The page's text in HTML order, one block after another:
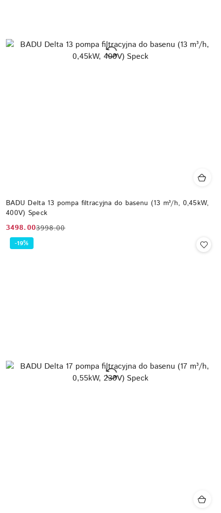
BADU Delta 13 pompa filtracyjna do basenu (13 m³/h, 0,45kW,
400V) Speck
Cena
promocyjna:
3498.00
Cena
przed
3998.00
-19%